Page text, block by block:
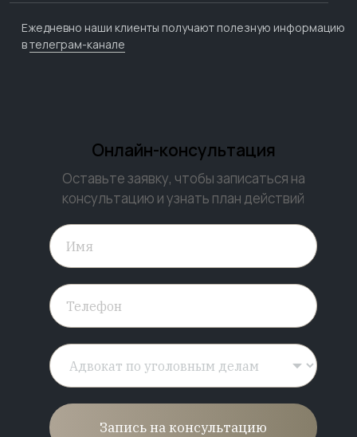
Ежедневно наши клиенты получают полезную информацию
втелеграм-канале
Онлайн-консультация
Оставьте заявку, чтобы записаться на
консультацию и узнать план действий
Запись на консультацию